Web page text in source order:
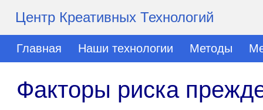
Центр Креативных Технологий
Главная Наши технологии Методы
Факторы риска